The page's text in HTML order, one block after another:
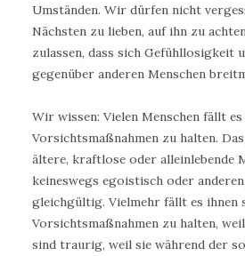
Umständen. Wir dürfen nicht
Nächsten zu lieben, auf ihn zu
zulassen, dass sich Gefühllosigkeit
gegenüber anderen Menschen
Wir wissen: Vielen Menschen fällt
Vorsichtsmaßnahmen zu halten.
ältere, kraftlose oder alleinlebende
keineswegs egoistisch oder
gleichgültig. Vielmehr fällt es ihnen
Vorsichtsmaßnahmen zu halten,
sind traurig, weil sie während der